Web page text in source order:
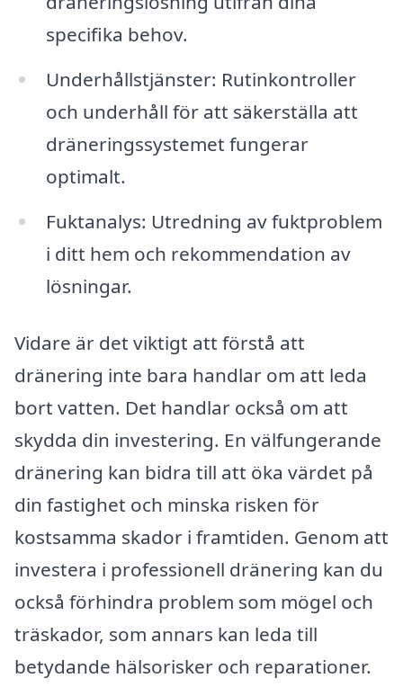
specifika behov.
Underhållstjänster: Rutinkontroller
och underhåll för att säkerställa att
dräneringssystemet fungerar
optimalt.
Fuktanalys: Utredning av fuktproblem
i ditt hem och rekommendation av
lösningar.
Vidare är det viktigt att förstå att
dränering inte bara handlar om att leda
bort vatten. Det handlar också om att
skydda din investering. En välfungerande
dränering kan bidra till att öka värdet på
din fastighet och minska risken för
kostsamma skador i framtiden. Genom att
investera i professionell dränering kan du
också förhindra problem som mögel och
träskador, som annars kan leda till
betydande hälsorisker och reparationer.